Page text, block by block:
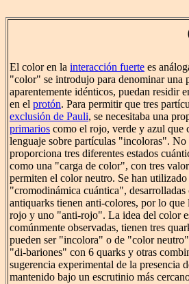
El color en la interacción fuerte es
"color" se introdujo para denominar una
aparentemente idénticos, puedan residir
en el protón. Para permitir que tres
exclusión de Pauli, se necesitaba una
primarios como el rojo, verde y azul que
lenguaje sobre partículas "incoloras".
proporciona tres diferentes estados
como una "carga de color", con tres
permiten el color neutro. Se han
"cromodinámica cuántica",
antiquarks tienen anti-colores, por lo que
rojo y uno "anti-rojo". La idea del color
comúnmente observadas, tienen tres
pueden ser "incolora" o de "color
"di-bariones" con 6 quarks y otras
sugerencia experimental de la presencia
mantenido bajo un escrutinio más